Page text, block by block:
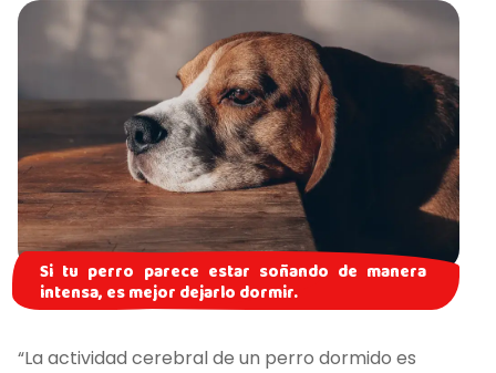
Si tu perro parece estar soñando de manera
intensa, es mejor dejarlo dormir.
“La actividad cerebral de un perro dormido es